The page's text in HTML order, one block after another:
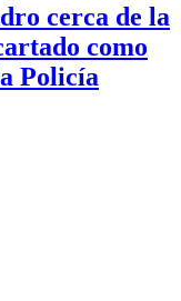
cerca de la
como
Policía